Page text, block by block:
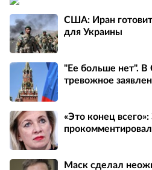
США: Иран
для Украины
"Ее больше нет".
тревожное
«Это конец всего»:
Маск сделал